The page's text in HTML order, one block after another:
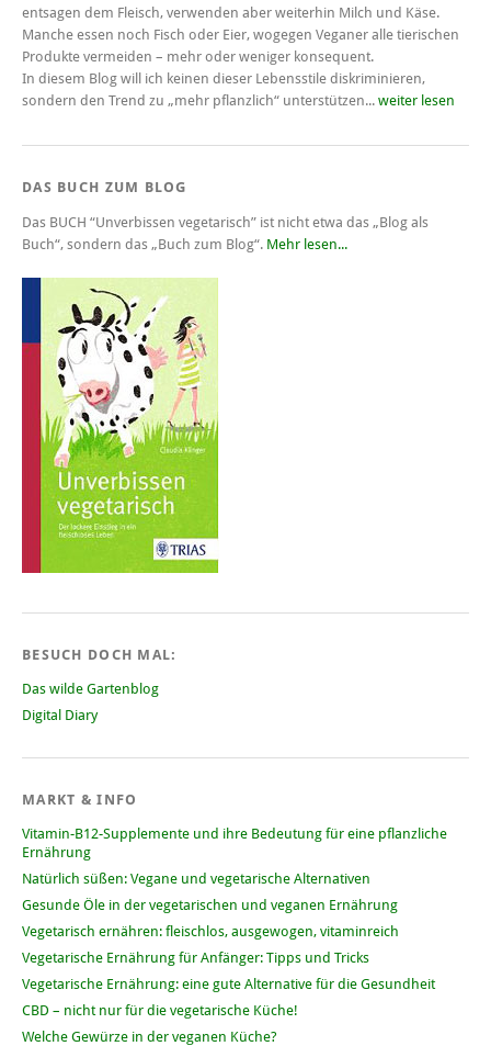
entsagen dem Fleisch, verwenden aber weiterhin Milch und Käse.
Manche essen noch Fisch oder Eier, wogegen Veganer alle tierischen
Produkte vermeiden – mehr oder weniger konsequent.
In diesem Blog will ich keinen dieser Lebensstile diskriminieren,
sondern den Trend zu „mehr pflanzlich“ unterstützen... weiter lesen
DAS BUCH ZUM BLOG
Das BUCH “Unverbissen vegetarisch” ist nicht etwa das „Blog als
Buch“, sondern das „Buch zum Blog“. Mehr lesen...
BESUCH DOCH MAL:
Das wilde Gartenblog
Digital Diary
MARKT & INFO
Vitamin-B12-Supplemente und ihre Bedeutung für eine pflanzliche
Ernährung
Natürlich süßen: Vegane und vegetarische Alternativen
Gesunde Öle in der vegetarischen und veganen Ernährung
Vegetarisch ernähren: fleischlos, ausgewogen, vitaminreich
Vegetarische Ernährung für Anfänger: Tipps und Tricks
Vegetarische Ernährung: eine gute Alternative für die Gesundheit
CBD – nicht nur für die vegetarische Küche!
Welche Gewürze in der veganen Küche?